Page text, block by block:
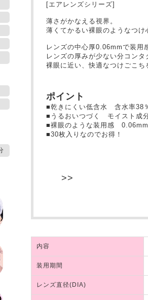
[エアレンズシリーズ]
薄さがかなえる視界。
薄くてかるい裸眼のようなつけ
レンズの中心厚0.06mmで装用
レンズの厚みが少ない分コン
裸眼に近い、快適なつけごこち
ポイント
■乾きにくい低含水 含水率38
■うるおいつづく モイスト成
■裸眼のような装用感
■30枚入りなのでお得！
内容
装用期間
レンズ直径(DIA)